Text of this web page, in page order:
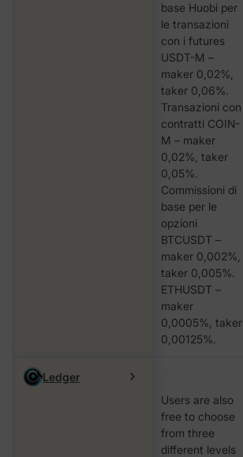
base Huobi per
le transazioni
con i futures
USDT-M –
maker 0,02%,
taker 0,06%.
Transazioni con
contratti COIN-
M – maker
0,02%, taker
0,05%.
Commissioni di
base per le
opzioni
BTCUSDT –
maker 0,002%,
taker 0,005%.
ETHUSDT –
maker
0,0005%, taker
0,00125%.
Ledger
Users are also
free to choose
from three
different levels